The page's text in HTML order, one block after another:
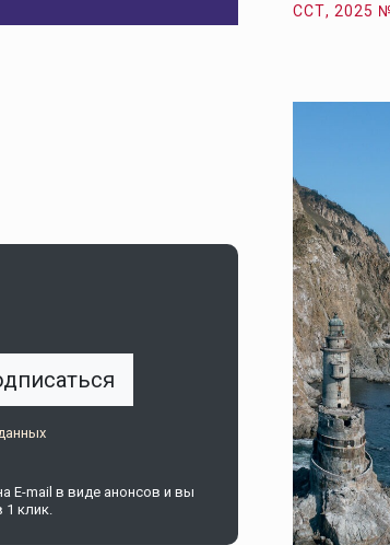
E-mail в виде анонсов и вы
1 клик.
ССТ, 2025